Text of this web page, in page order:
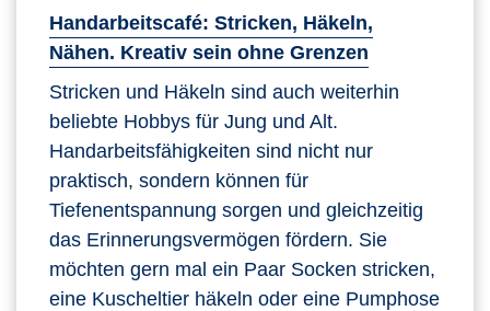
Handarbeitscafé: Stricken, Häkeln,
Nähen. Kreativ sein ohne Grenzen
Stricken und Häkeln sind auch weiterhin
beliebte Hobbys für Jung und Alt.
Handarbeitsfähigkeiten sind nicht nur
praktisch, sondern können für
Tiefenentspannung sorgen und gleichzeitig
das Erinnerungsvermögen fördern. Sie
möchten gern mal ein Paar Socken stricken,
eine Kuscheltier häkeln oder eine Pumphose